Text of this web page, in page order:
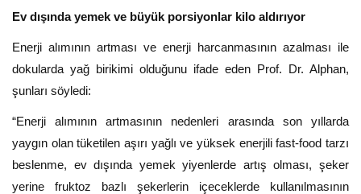
Ev dışında yemek ve büyük porsiyonlar kilo aldırıyor
Enerji alımının artması ve enerji harcanmasının azalması ile
dokularda yağ birikimi olduğunu ifade eden Prof. Dr. Alphan,
şunları söyledi:
“Enerji alımının artmasının nedenleri arasında son yıllarda
yaygın olan tüketilen aşırı yağlı ve yüksek enerjili fast-food tarzı
beslenme, ev dışında yemek yiyenlerde artış olması, şeker
yerine fruktoz bazlı şekerlerin içeceklerde kullanılmasının